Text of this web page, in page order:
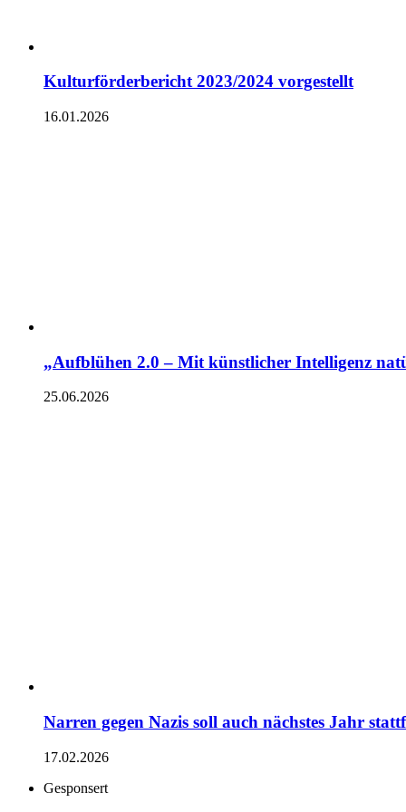
Kulturförderbericht 2023/2024 vorgestellt
16.01.2026
„Aufblühen 2.0 – Mit künstlicher Intelligenz
25.06.2026
Narren gegen Nazis soll auch nächstes Jahr
17.02.2026
Gesponsert